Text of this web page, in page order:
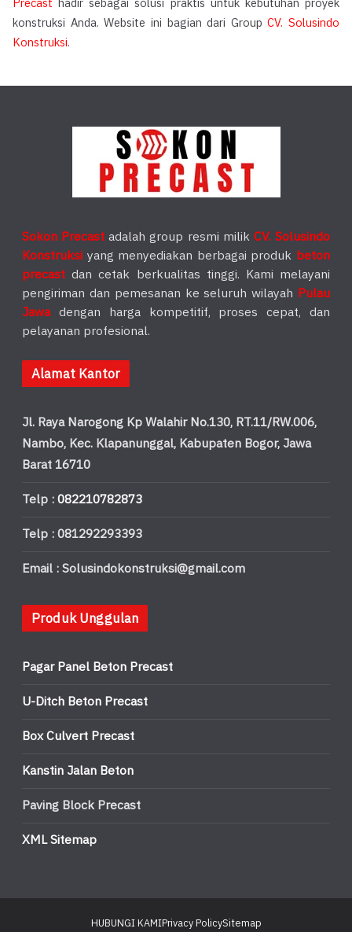
Precast hadir sebagai solusi praktis untuk kebutuhan proyek
konstruksi Anda. Website ini bagian dari GroupCV. Solusindo
Konstruksi.
Sokon Precast adalah group resmi milik CV. Solusindo
Konstruksi yang menyediakan berbagai produk beton
precast dan cetak berkualitas tinggi. Kami melayani
pengiriman dan pemesanan ke seluruh wilayah Pulau
Jawadengan harga kompetitif, proses cepat, dan
pelayanan profesional.
Alamat Kantor
Jl. Raya Narogong Kp Walahir No.130, RT.11/RW.006,
Nambo, Kec. Klapanunggal, Kabupaten Bogor, Jawa
Barat 16710
Telp :082210782873
Telp : 081292293393
Email : Solusindokonstruksi@gmail.com
Produk Unggulan
Pagar Panel Beton Precast
U-Ditch Beton Precast
Box Culvert Precast
Kanstin Jalan Beton
Paving Block Precast
XML Sitemap
HUBUNGI KAMIPrivacy PolicySitemap